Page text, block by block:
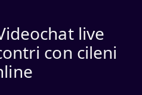
live
con cileni